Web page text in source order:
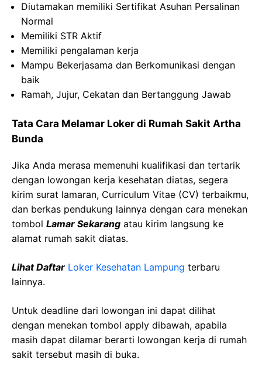
Diutamakan memiliki Sertifikat Asuhan Persalinan
Normal
Memiliki STR Aktif
Memiliki pengalaman kerja
Mampu Bekerjasama dan Berkomunikasi dengan
baik
Ramah, Jujur, Cekatan dan Bertanggung Jawab
Tata Cara Melamar Loker di Rumah Sakit Artha
Bunda
Jika Anda merasa memenuhi kualifikasi dan tertarik
dengan lowongan kerja kesehatan diatas, segera
kirim surat lamaran, Curriculum Vitae (CV) terbaikmu,
dan berkas pendukung lainnya dengan cara menekan
tombol Lamar Sekarang atau kirim langsung ke
alamat rumah sakit diatas.
Lihat Daftar Loker Kesehatan Lampung terbaru
lainnya.
Untuk deadline dari lowongan ini dapat dilihat
dengan menekan tombol apply dibawah, apabila
masih dapat dilamar berarti lowongan kerja di rumah
sakit tersebut masih di buka.